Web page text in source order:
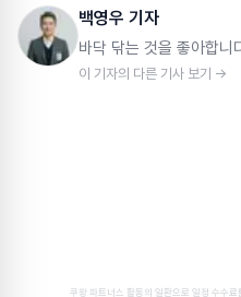
백영우 기자
바닥 닦는 것을 좋아합니
이 기자의 다른 기사 보기 →
쿠팡 파트너스 활동의 일환으로 일정 수수료